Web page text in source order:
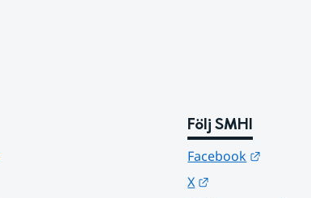
Följ SMHI
Facebook
X